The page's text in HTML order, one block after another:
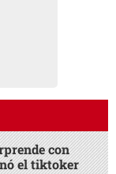
con
el tiktoker